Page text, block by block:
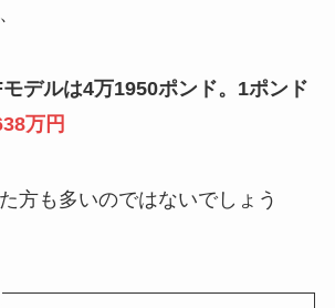
デルは4万1950ポンド。1ポンド
万円
方も多いのではないでしょう